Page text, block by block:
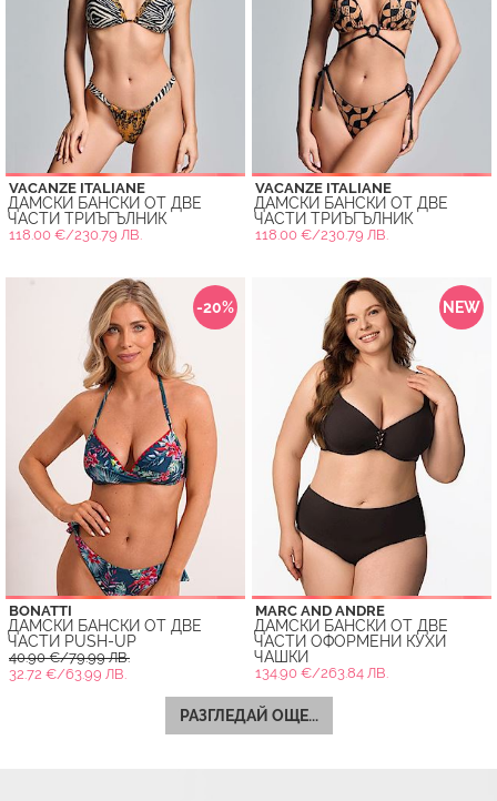
VACANZE ITALIANE
ДАМСКИ БАНСКИ ОТ ДВЕ
ЧАСТИ ТРИЪГЪЛНИК
118.00 €/230.79 ЛВ.
VACANZE ITALIANE
ДАМСКИ БАНСКИ ОТ ДВЕ
ЧАСТИ ТРИЪГЪЛНИК
118.00 €/230.79 ЛВ.
-20%
BONATTI
ДАМСКИ БАНСКИ ОТ ДВЕ
ЧАСТИ PUSH-UP
40.90 €/79.99 ЛВ.
32.72 €/63.99 ЛВ.
NEW
MARC AND ANDRE
ДАМСКИ БАНСКИ ОТ ДВЕ
ЧАСТИ ОФОРМЕНИ КУХИ
ЧАШКИ
134.90 €/263.84 ЛВ.
РАЗГЛЕДАЙ ОЩЕ...